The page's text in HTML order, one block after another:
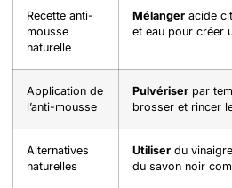
Recette anti-
mousse
naturelle
Mélanger acide
et eau pour créer
Application de
l’anti-mousse
Pulvériser par
brosser et rincer
Alternatives
naturelles
Utiliser du
du savon noir